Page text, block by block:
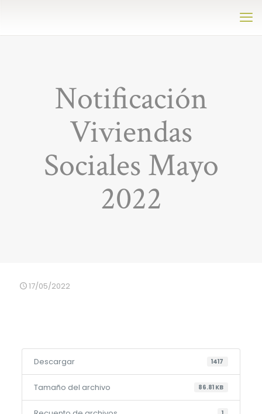
Notificación
Viviendas
Sociales Mayo
2022
17/05/2022
Descargar 1417
Tamaño del archivo 86.81 KB